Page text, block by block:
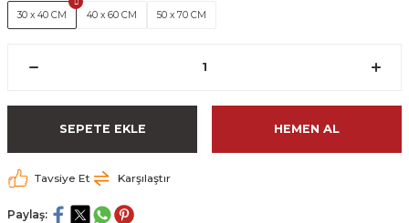
30 x 40 CM 40 x 60 CM 50 x 70 CM
SEPETE EKLE HEMEN AL
Tavsiye Et Karşılaştır
Paylaş: